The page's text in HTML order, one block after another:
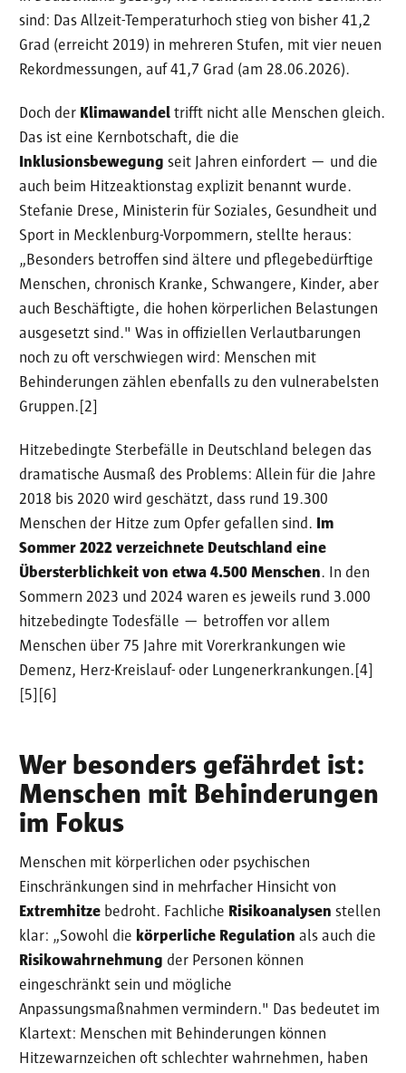
sind: Das Allzeit-Temperaturhoch stieg von bisher 41,2
Grad (erreicht 2019) in mehreren Stufen, mit vier neuen
Rekordmessungen, auf 41,7 Grad (am 28.06.2026).
Doch der Klimawandel trifft nicht alle Menschen gleich.
Das ist eine Kernbotschaft, die die
Inklusionsbewegung seit Jahren einfordert — und die
auch beim Hitzeaktionstag explizit benannt wurde.
Stefanie Drese, Ministerin für Soziales, Gesundheit und
Sport in Mecklenburg-Vorpommern, stellte heraus:
„Besonders betroffen sind ältere und pflegebedürftige
Menschen, chronisch Kranke, Schwangere, Kinder, aber
auch Beschäftigte, die hohen körperlichen Belastungen
ausgesetzt sind." Was in offiziellen Verlautbarungen
noch zu oft verschwiegen wird: Menschen mit
Behinderungen zählen ebenfalls zu den vulnerabelsten
Gruppen.[2]
Hitzebedingte Sterbefälle in Deutschland belegen das
dramatische Ausmaß des Problems: Allein für die Jahre
2018 bis 2020 wird geschätzt, dass rund 19.300
Menschen der Hitze zum Opfer gefallen sind. Im
Sommer 2022 verzeichnete Deutschland eine
Übersterblichkeit von etwa 4.500 Menschen. In den
Sommern 2023 und 2024 waren es jeweils rund 3.000
hitzebedingte Todesfälle — betroffen vor allem
Menschen über 75 Jahre mit Vorerkrankungen wie
Demenz, Herz-Kreislauf- oder Lungenerkrankungen.[4]
[5][6]
Wer besonders gefährdet ist:
Menschen mit Behinderungen
im Fokus
Menschen mit körperlichen oder psychischen
Einschränkungen sind in mehrfacher Hinsicht von
Extremhitze bedroht. Fachliche Risikoanalysen stellen
klar: „Sowohl die körperliche Regulation als auch die
Risikowahrnehmung der Personen können
eingeschränkt sein und mögliche
Anpassungsmaßnahmen vermindern." Das bedeutet im
Klartext: Menschen mit Behinderungen können
Hitzewarnzeichen oft schlechter wahrnehmen, haben